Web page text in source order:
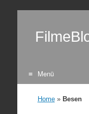
Menü
Home» Besen